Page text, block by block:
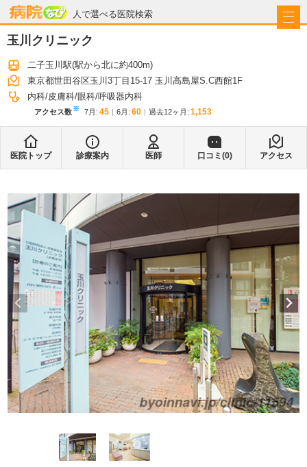
人で選べる医院検索
病院なび
玉川クリニック
二子玉川駅(駅から北に約400m)
東京都世田谷区玉川3丁目15-17 玉川高島屋S.C西館1F
内科 皮膚科 眼科 呼吸器内科
アクセス数※ 7月 : 45 6月 : 60 過去12ヶ月: 1,153
医院トップ 診療案内 医師 口コミ(0) アクセス